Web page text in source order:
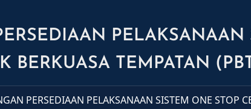
BERKUASA TEMPATAN
PERSEDIAAN PELAKSANAAN SISTEM ONE STOP